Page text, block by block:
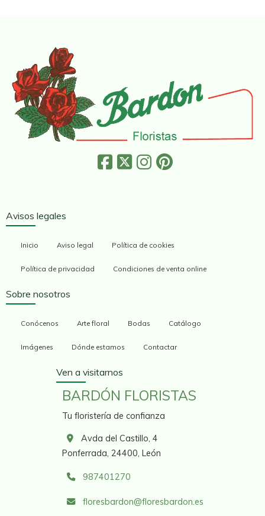
Avisos legales
Inicio Aviso legal Política de cookies
Política de privacidad Condiciones de venta online
Sobre nosotros
Conócenos Arte floral Bodas Catálogo
Imágenes Dónde estamos Contactar
Ven a visitarnos
BARDÓN FLORISTAS
Tu floristería de confianza
Avda del Castillo, 4
Ponferrada, 24400, León
987401270
floresbardon floresbardon.es